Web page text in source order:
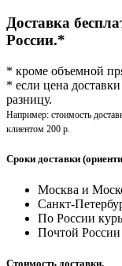
Доставка
России.*
* кроме объемной
* если цена
разницу.
Например: стоимость
клиентом 200 р.
Сроки доставки
Москва и
Санкт-
По России
Почтой России
Стоимость доставки.